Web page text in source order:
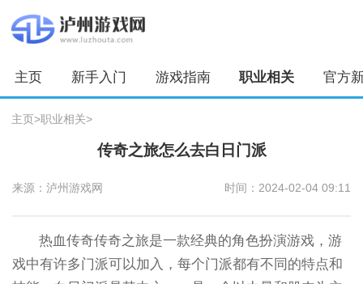
主页 新手入门 游戏指南 职业相关 官方
主页>职业相关>
传奇之旅怎么去白日门派
来源：泸州游戏网 时间：2024-02-04 09:11
热血传奇传奇之旅是一款经典的角色扮演游戏，游
戏中有许多门派可以加入，每个门派都有不同的特点和